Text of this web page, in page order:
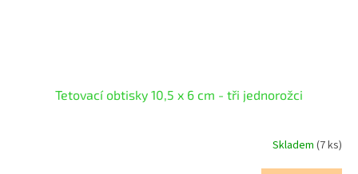
Tetovací obtisky 10,5 x 6 cm - tři jednorožci
Skladem (7 ks)